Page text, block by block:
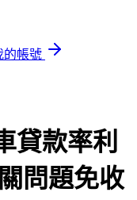
的帳號
貸款率利
問題免收